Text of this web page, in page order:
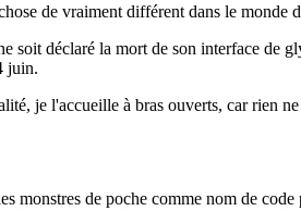
de vraiment différent dans le monde
soit déclaré la mort de son interface de
juin.
je l'accueille à bras ouverts, car rien
monstres de poche comme nom de